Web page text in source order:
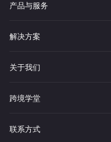
产品与服务
解决方案
关于我们
跨境学堂
联系方式